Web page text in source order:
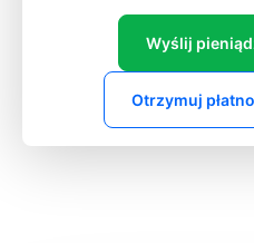
Wyślij
Otrzymuj